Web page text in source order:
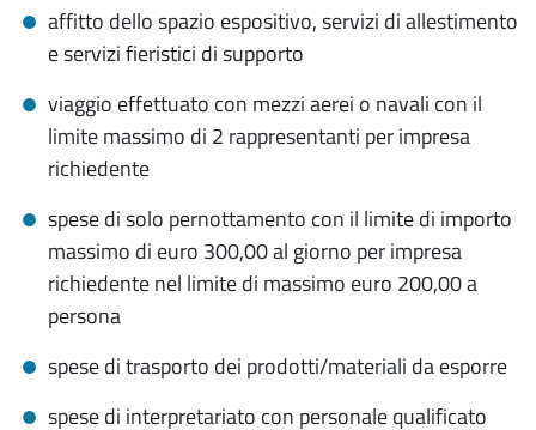
affitto dello spazio espositivo, servizi di allestimento
e servizi fieristici di supporto
viaggio effettuato con mezzi aerei o navali con il
limite massimo di 2 rappresentanti per impresa
richiedente
spese di solo pernottamento con il limite di importo
massimo di euro 300,00 al giorno per impresa
richiedente nel limite di massimo euro 200,00 a
persona
spese di trasporto dei prodotti/materiali da esporre
spese di interpretariato con personale qualificato